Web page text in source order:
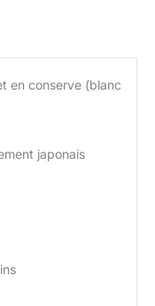
en conserve (blanc
japonais